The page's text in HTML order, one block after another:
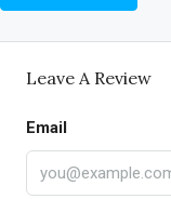
Leave A Review
Email